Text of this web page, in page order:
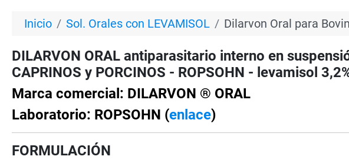
Inicio Sol. Orales con LEVAMISOL Dilarvon Oral para
DILARVON ORAL antiparasitario interno en
CAPRINOS y PORCINOS - ROPSOHN - levamisol
Marca comercial: DILARVON ® ORAL
Laboratorio: ROPSOHN (enlace)
FORMULACIÓN